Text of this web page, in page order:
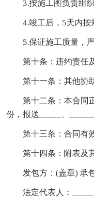
3.按施工图负责组
4.竣工后，5天内按
5.保证施工质量，
第十条：违约责任
第十一条：其他协
第十二条：本合同
份，报送_____、
第十三条：合同有
第十四条：附表及
发包方：(盖章) 承
法定代表人：